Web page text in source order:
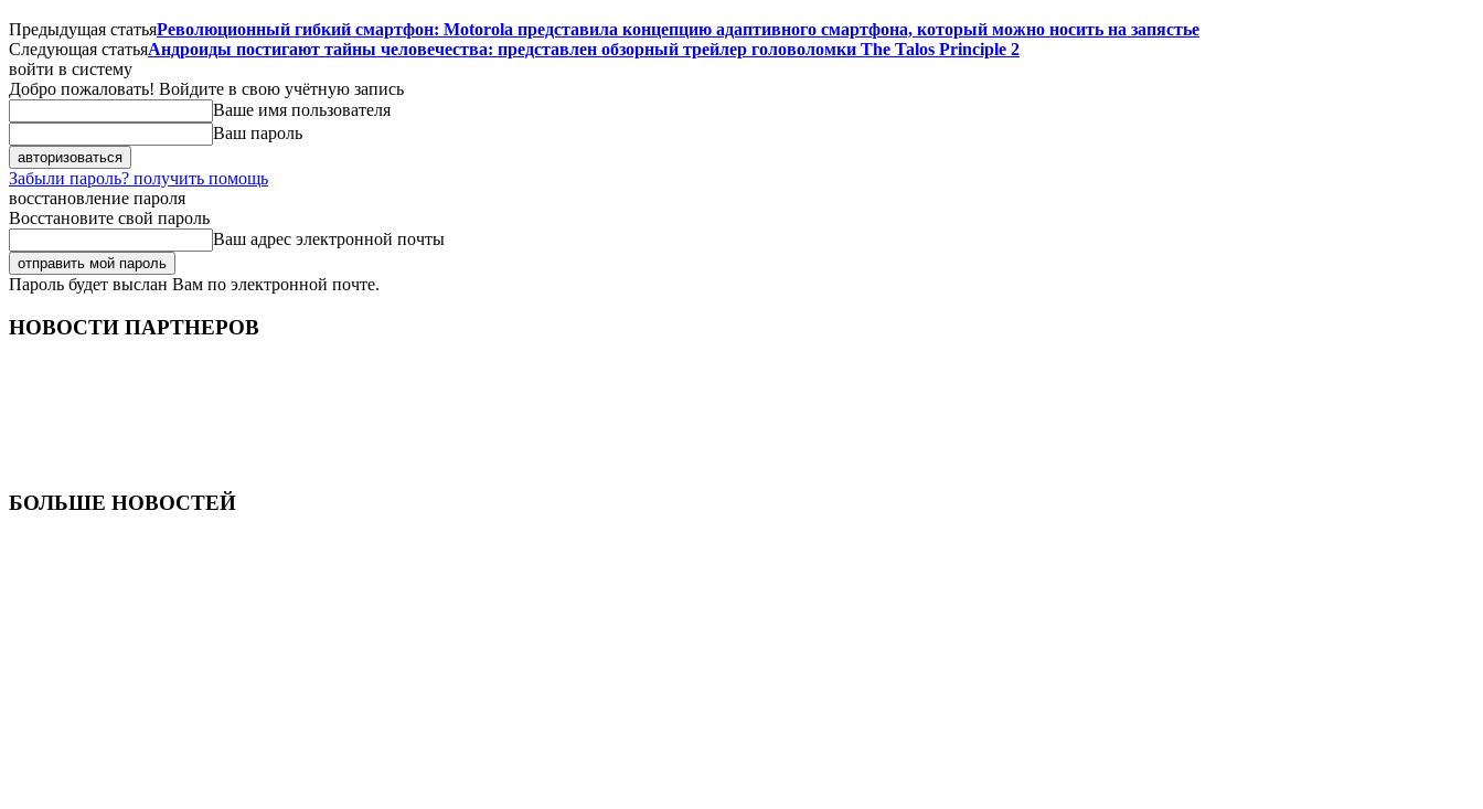
Предыдущая статьяРеволюционный гибкий смартфон: Motorola представила концепцию адаптивного смартфона, который можно носить на запястье
Следующая статьяАндроиды постигают тайны человечества: представлен обзорный трейлер головоломки The Talos Principle 2
войти в систему
Добро пожаловать! Войдите в свою учётную запись
Ваше имя пользователя
Ваш пароль
Забыли пароль? получить помощь
восстановление пароля
Восстановите свой пароль
Ваш адрес электронной почты
Пароль будет выслан Вам по электронной почте.
НОВОСТИ ПАРТНЕРОВ
БОЛЬШЕ НОВОСТЕЙ